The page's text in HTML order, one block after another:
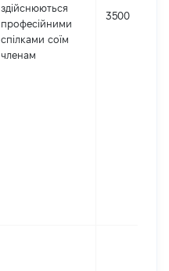
здійснюються
професійними
спілками соїм
членам
3500